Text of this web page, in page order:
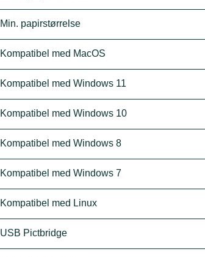
Min. papirstørrelse
Kompatibel med MacOS
Kompatibel med Windows 11
Kompatibel med Windows 10
Kompatibel med Windows 8
Kompatibel med Windows 7
Kompatibel med Linux
USB Pictbridge